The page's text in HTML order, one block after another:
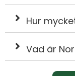
Hur
Vad är